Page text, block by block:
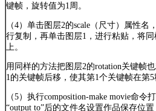
键帧，旋转值为1周。
（4）单击图层2的scale（尺寸）属性
行复制，再单击图层1，进行粘贴，将
上。
用同样的方法把图层2的rotation关键帧
1的关键帧后移，使其第1个关键帧在第5
（5）执行composition-make movie命令
“output to”后的文件名设置作品保存位置